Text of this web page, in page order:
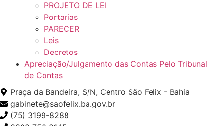
PROJETO DE LEI
Portarias
PARECER
Leis
Decretos
Apreciação/Julgamento das Contas Pelo Tribunal
de Contas
Praça da Bandeira, S/N, Centro São Felix - Bahia
gabinete@saofelix.ba.gov.br
(75) 3199-8288